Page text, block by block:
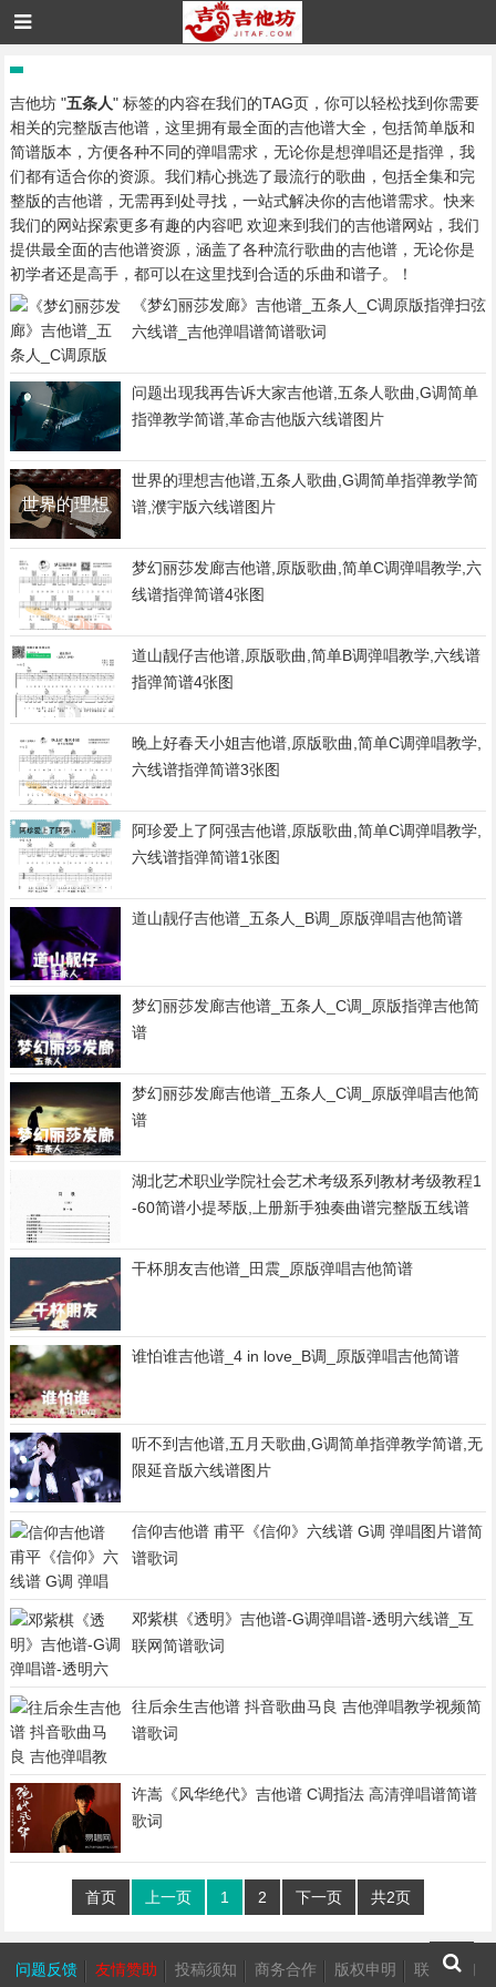
吉他坊 "五条人" 标签的内容在我们的TAG页，你可以轻松找到你需要
相关的完整版吉他谱，这里拥有最全面的吉他谱大全，包括简单版和
简谱版本，方便各种不同的弹唱需求，无论你是想弹唱还是指弹，我
们都有适合你的资源。我们精心挑选了最流行的歌曲，包括全集和完
整版的吉他谱，无需再到处寻找，一站式解决你的吉他谱需求。快来
我们的网站探索更多有趣的内容吧 欢迎来到我们的吉他谱网站，我们
提供最全面的吉他谱资源，涵盖了各种流行歌曲的吉他谱，无论你是
初学者还是高手，都可以在这里找到合适的乐曲和谱子。！
《梦幻丽莎发廊》吉他谱_五条人_C调原版指弹扫弦
六线谱_吉他弹唱谱简谱歌词
问题出现我再告诉大家吉他谱,五条人歌曲,G调简单
指弹教学简谱,革命吉他版六线谱图片
世界的理想吉他谱,五条人歌曲,G调简单指弹教学简
谱,濮宇版六线谱图片
梦幻丽莎发廊吉他谱,原版歌曲,简单C调弹唱教学,六
线谱指弹简谱4张图
道山靓仔吉他谱,原版歌曲,简单B调弹唱教学,六线谱
指弹简谱4张图
晚上好春天小姐吉他谱,原版歌曲,简单C调弹唱教学,
六线谱指弹简谱3张图
阿珍爱上了阿强吉他谱,原版歌曲,简单C调弹唱教学,
六线谱指弹简谱1张图
道山靓仔吉他谱_五条人_B调_原版弹唱吉他简谱
梦幻丽莎发廊吉他谱_五条人_C调_原版指弹吉他简
谱
梦幻丽莎发廊吉他谱_五条人_C调_原版弹唱吉他简
谱
湖北艺术职业学院社会艺术考级系列教材考级教程1
-60简谱小提琴版,上册新手独奏曲谱完整版五线谱
干杯朋友吉他谱_田震_原版弹唱吉他简谱
谁怕谁吉他谱_4 in love_B调_原版弹唱吉他简谱
听不到吉他谱,五月天歌曲,G调简单指弹教学简谱,无
限延音版六线谱图片
信仰吉他谱 甫平《信仰》六线谱 G调 弹唱图片谱简
谱歌词
邓紫棋《透明》吉他谱-G调弹唱谱-透明六线谱_互
联网简谱歌词
往后余生吉他谱 抖音歌曲马良 吉他弹唱教学视频简
谱歌词
许嵩《风华绝代》吉他谱 C调指法 高清弹唱谱简谱
歌词
首页 上一页 1 2 下一页 共2页
问题反馈 友情赞助 投稿须知 商务合作 版权申明 联系我们